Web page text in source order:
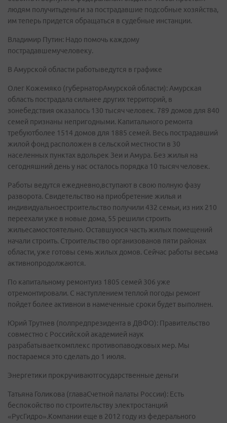
людям получитьденьги за пострадавшие подсобные хозяйства,
им теперь придется обращаться в судебные инстанции.
Владимир Путин: Надо помочь каждому
пострадавшемучеловеку.
В Амурской области работыведутся в графике
Олег Кожемяко (губернаторАмурской области): Амурская
область пострадала сильнее других территорий, в
зонебедствия оказалось 130 тысяч человек. 789 домов для 840
семей признаны непригодными. Капитального ремонта
требуютболее 1514 домов для 1885 семей. Весь пострадавший
жилой фонд расположен в сельской местности в 30
населенных пунктах вдольрек Зеи и Амура. Без жилья на
сегодняшний день у нас осталось порядка 10 тысяч человек.
Работы ведутся ежедневно,вступают в свою полную фазу
разворота. Свидетельство на приобретение жилья и
индивидуальноестроительство получили 432 семьи, из них 210
переехали уже в новые дома, 55 решили строить
жильесамостоятельно. Оставшуюся часть жилых помещений
начали строить. Строительство организованов пяти районах
области, уже готовы семь жилых домов. Сейчас работы весьма
активнопродолжаются.
По капитальному ремонтуиз 1805 семей 306 уже
отремонтировали. С наступлением теплой погоды ремонт
пойдет более активнои в намеченные сроки будет выполнен.
Юрий Трутнев (полпредпрезидента в ДВФО): Правительство
совместно с Российской академией наук
разрабатываеткомплекс противопаводковых мер. Мы
постараемся это сделать до 1 июля.
Энергетики прокручиваютгосударственные деньги
Татьяна Голикова (главаСчетной палаты России): Есть
беспокойство по строительству электростанций
«РусГидро».Компании еще в 2012 году из федерального